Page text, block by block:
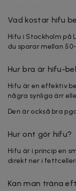
Vad kostar hifu
Hifu i Stockholm på
du sparar mellan
Hur bra är hifu-
Hifu är en effektiv
några synliga ärr
Den är också bra
Hur ont gör hifu?
Hifu är i princip en
direkt ner i
Kan man träna